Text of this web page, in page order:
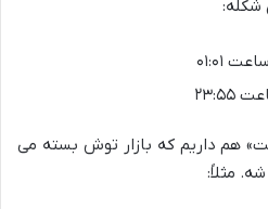
۰۱:۰۱
هم داریم که بازار توش بسته می
مثلاً: